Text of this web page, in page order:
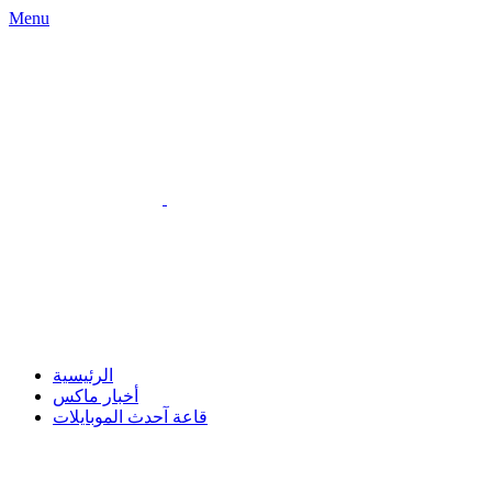
Menu
الرئيسية
أخبار ماكس
قاعة آحدث الموبايلات